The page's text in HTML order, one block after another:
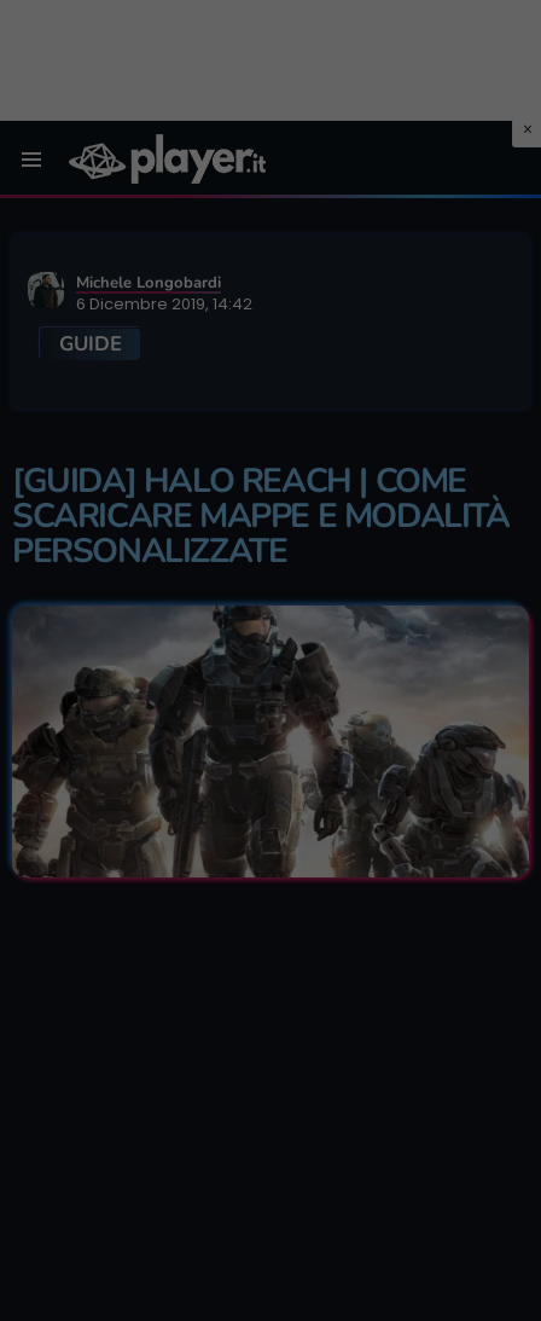
Michele Longobardi
6 Dicembre 2019, 14:42
GUIDE
[GUIDA] HALO REACH | COME
SCARICARE MAPPE E MODALITÀ
PERSONALIZZATE